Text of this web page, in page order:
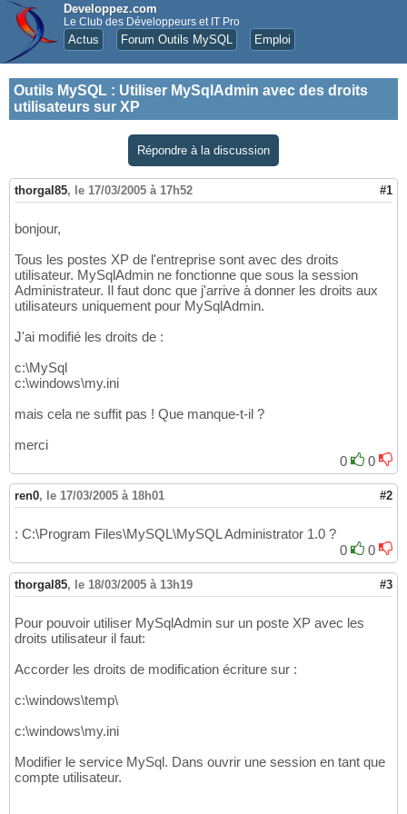
Developpez.com
Le Club des Développeurs et IT Pro
Actus Forum Outils MySQL Emploi
Outils MySQL : Utiliser MySqlAdmin avec des droits
utilisateurs sur XP
Répondre à la discussion
thorgal85, le 17/03/2005 à 17h52 #1
bonjour,
Tous les postes XP de l'entreprise sont avec des droits
utilisateur. MySqlAdmin ne fonctionne que sous la session
Administrateur. Il faut donc que j'arrive à donner les droits aux
utilisateurs uniquement pour MySqlAdmin.
J'ai modifié les droits de :
c:\MySql
c:\windows\my.ini
mais cela ne suffit pas ! Que manque-t-il ?
merci
0
0
ren0, le 17/03/2005 à 18h01 #2
: C:\Program Files\MySQL\MySQL Administrator 1.0 ?
0
0
thorgal85, le 18/03/2005 à 13h19 #3
Pour pouvoir utiliser MySqlAdmin sur un poste XP avec les
droits utilisateur il faut:
Accorder les droits de modification écriture sur :
c:\windows\temp\
c:\windows\my.ini
Modifier le service MySql. Dans ouvrir une session en tant que
compte utilisateur.